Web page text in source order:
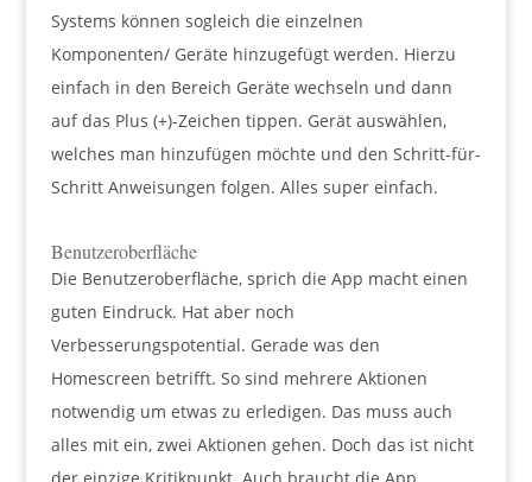
Systems können sogleich die einzelnen
Komponenten/ Geräte hinzugefügt werden. Hierzu
einfach in den Bereich Geräte wechseln und dann
auf das Plus (+)-Zeichen tippen. Gerät auswählen,
welches man hinzufügen möchte und den Schritt-für-
Schritt Anweisungen folgen. Alles super einfach.
Benutzeroberfläche
Die Benutzeroberfläche, sprich die App macht einen
guten Eindruck. Hat aber noch
Verbesserungspotential. Gerade was den
Homescreen betrifft. So sind mehrere Aktionen
notwendig um etwas zu erledigen. Das muss auch
alles mit ein, zwei Aktionen gehen. Doch das ist nicht